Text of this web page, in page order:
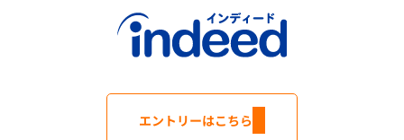
エントリーはこちら